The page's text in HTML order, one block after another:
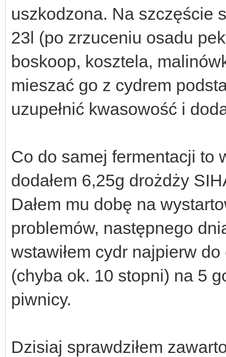
uszkodzona. Na szczęście
23l (po zrzuceniu osadu
boskoop, kosztela,
mieszać go z cydrem
uzupełnić kwasowość i
Co do samej fermentacji to
dodałem 6,25g drożdży
Dałem mu dobę na
problemów, następnego
wstawiłem cydr najpierw
(chyba ok. 10 stopni) na 5
piwnicy.
Dzisiaj sprawdziłem